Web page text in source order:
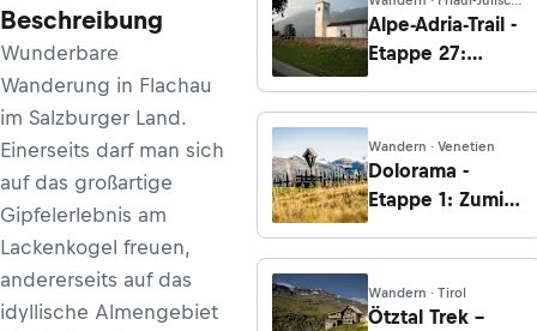
Beschreibung
Wunderbare
Wanderung in Flachau
im Salzburger Land.
Einerseits darf man sich
auf das großartige
Gipfelerlebnis am
Lackenkogel freuen,
andererseits auf das
idyllische Almengebiet
Venetien
Alpe-Adria-Trail -
Etappe 27:
Superiore
Wandern · Venetien
Dolorama -
Etappe 1: Zumis
Maurerberghütte
Wandern · Tirol
Ötztal Trek –